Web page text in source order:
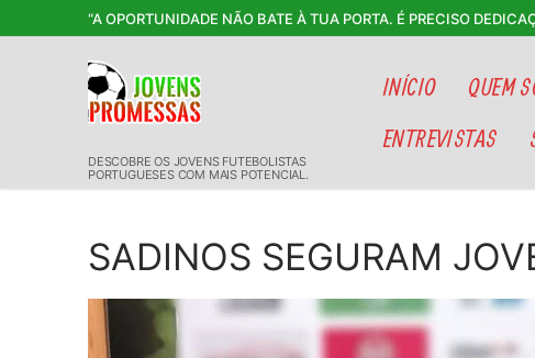
para
“A OPORTUNIDADE NÃO BATE À TUA PORTA. É PRECISO
DESCOBRE OS JOVENS FUTEBOLISTAS
PORTUGUESES COM MAIS POTENCIAL.
INÍCIO QUEM
ENTREVISTAS
SADINOS SEGURAM